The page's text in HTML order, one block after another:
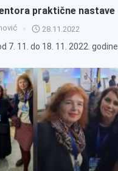
praktične nastave
28.11.2022
7. 11. do 18. 11. 2022. godine